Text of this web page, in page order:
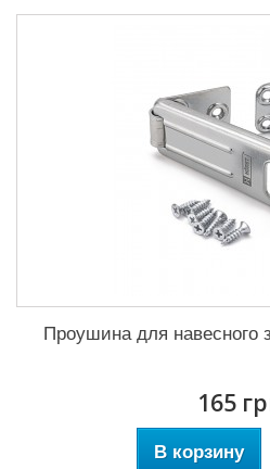
Проушина для навесного
165
В корзину